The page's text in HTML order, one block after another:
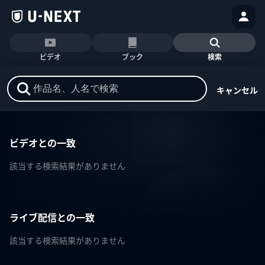
ビデオ ブック 検索
キャンセル
ビデオとの一致
該当する検索結果がありません
ライブ配信との一致
該当する検索結果がありません